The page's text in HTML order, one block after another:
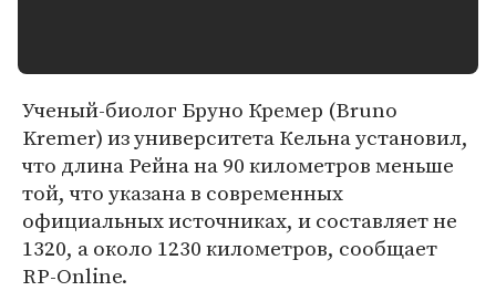
Ученый-биолог Бруно Кремер (Bruno
Kremer) из университета Кельна установил,
что длина Рейна на 90 километров меньше
той, что указана в современных
официальных источниках, и составляет не
1320, а около 1230 километров, сообщает
RP-Online.